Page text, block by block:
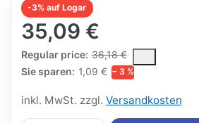
-3% auf Logar
35,09 €
Regular price: 36,18 €
The Regular Price is the median
Sie sparen: 1,09 € − 3 %
inkl. MwSt. zzgl. Versandkosten